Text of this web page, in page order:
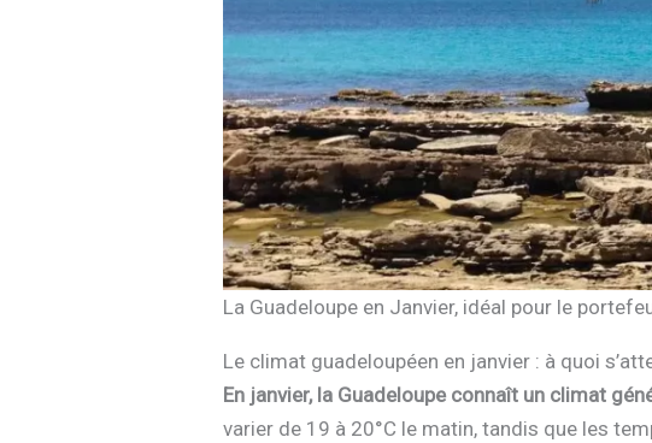
La Guadeloupe en Janvier, idéal pour le
Le climat guadeloupéen en janvier : à quoi
En janvier, la Guadeloupe connaît un climat
varier de 19 à 20°C le matin, tandis que les